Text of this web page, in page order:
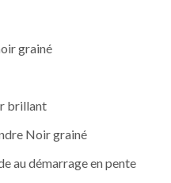
grainé
brillant
Noir grainé
au démarrage en pente